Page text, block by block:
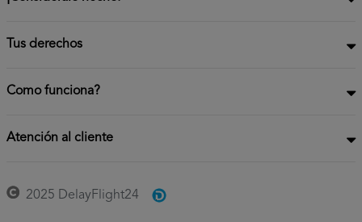
Tus derechos
Como funciona?
Atención al cliente
2025 DelayFlight24